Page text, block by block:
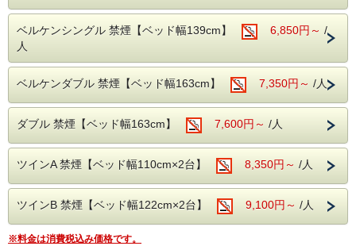
ホンにてお知らせくださいませ。（開錠にはルームカード
が必要です。）
・料金は前払い制となります。チェックイン時にご精算をお
ます。
・当ホテルは朝食とランドリーサービスを行なっておりませ
ん。
・丸の内線「淡路町駅」A2出口より徒歩1分
・JR「秋葉原」電気街口より徒歩7分
・JR「神田駅」北口、西口より徒歩6分（東京駅より1駅2
・東京メトロ「銀座線」A6出口より徒歩3分(21時以降はA4
・コンビニ徒歩10秒
・チェックイン時に、身分証明書（免許証、保険証、マイナ
カード、パスポート等）をご提示いただく場合がございま
す。
・飛沫感染防止の為、ご来館の際、館内ご移動の際は、マス
クの着用の
ご協力をお願いいたします。
・チェックイン時に検温、健康チェックシートの実施
・玄関、館内ロビーに手指消毒 液の設置
・館内・客室の消毒の徹底
ベルケンシングル 禁煙【ベッド幅139cm】 6,850円～ /
人
ベルケンダブル 禁煙【ベッド幅163cm】 7,350円～ /人
ダブル 禁煙【ベッド幅163cm】 7,600円～ /人
ツインA 禁煙【ベッド幅110cm×2台】 8,350円～ /人
ツインB 禁煙【ベッド幅122cm×2台】 9,100円～ /人
※料金は消費税込み価格です。